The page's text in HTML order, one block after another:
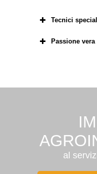
Tecnici
Passione
al